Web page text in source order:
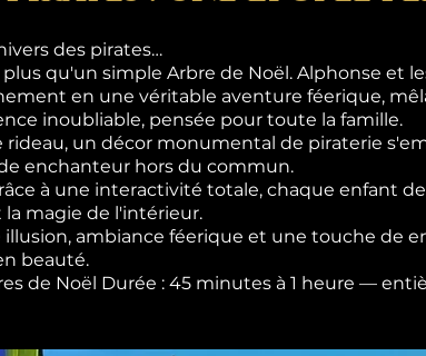
des pirates…
qu'un simple Arbre de Noël. Alphonse et
en une véritable aventure féerique,
inoubliable, pensée pour toute la famille.
un décor monumental de piraterie
enchanteur hors du commun.
à une interactivité totale, chaque enfant
magie de l'intérieur.
illusion, ambiance féerique et une touche de
beauté.
de Noël Durée : 45 minutes à 1 heure —